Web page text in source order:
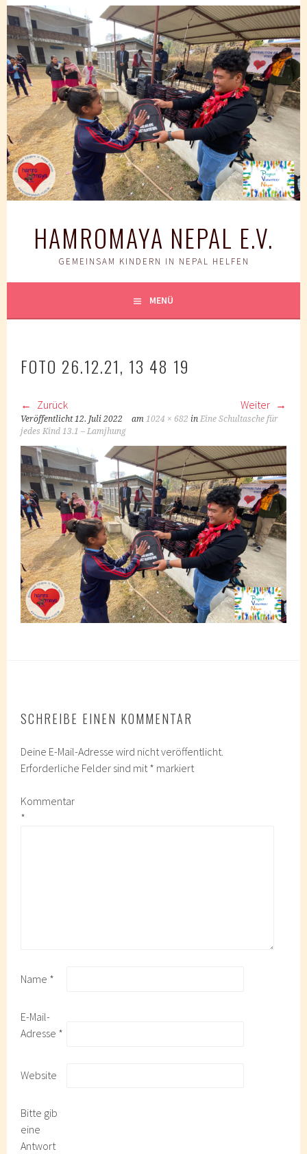
Springe
zum
Inhalt
HAMROMAYA NEPAL E.V.
GEMEINSAM KINDERN IN NEPAL HELFEN
MENÜ
FOTO 26.12.21, 13 48 19
Zurück Weiter
Veröffentlicht12. Juli 2022 am1024 × 682 inEine Schultasche für
jedes Kind 13.1 – Lamjhung
SCHREIBE EINEN KOMMENTAR
Deine E-Mail-Adresse wird nicht veröffentlicht.
Erforderliche Felder sind mit * markiert
Kommentar
*
Name *
E-Mail-
Adresse *
Website
Bitte gib
eine
Antwort